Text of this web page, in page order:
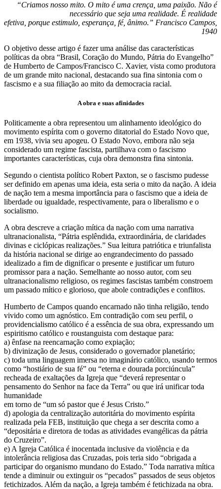
“Criamos nosso mito. O mito é uma crença, uma paixão. Não é
necessário que seja uma realidade. É realidade
efetiva, porque estimulo, esperança, fé, ânimo.” Francisco Campos,
1940
O objetivo desse artigo é fazer uma análise das características
políticas da obra “Brasil, Coração do Mundo, Pátria do Evangelho”
de Humberto de Campos/Francisco C. Xavier, vista como produtora
de um grande mito nacional, destacando sua fina sintonia com o
fascismo e a sua filiação ao mito da democracia racial.
A obra e suas afinidades
Politicamente a obra representou um alinhamento ideológico do
movimento espírita com o governo ditatorial do Estado Novo que,
em 1938, vivia seu apogeu. O Estado Novo, embora não seja
considerado um regime fascista, partilhava com o fascismo
importantes características, cuja obra demonstra fina sintonia.
Segundo o cientista político Robert Paxton, se o fascismo pudesse
ser definido em apenas uma ideia, esta seria o mito da nação. A ideia
de nação tem a mesma importância para o fascismo que a ideia de
liberdade ou igualdade, respectivamente, para o liberalismo e o
socialismo.
A obra descreve a criação mítica da nação com uma narrativa
ultranacionalista, “Pátria esplêndida, extraordinária, de claridades
divinas e ciclópicas realizações.” Sua leitura patriótica e triunfalista
da história nacional se dirige ao engrandecimento do passado
idealizado a fim de dignificar o presente e justificar um futuro
promissor para a nação. Semelhante ao nosso autor, com seu
ultranacionalismo religioso, os regimes fascistas também constroem
um passado mítico e glorioso, que abole contradições e conflitos.
Humberto de Campos quando encarnado não tinha religião, tendo
vivido como um agnóstico. Em contradição com seu perfil, o
providencialismo católico é a essência de sua obra, expressando um
espiritismo católico e roustanguista com destaque para:
a) ênfase na reencarnação como expiação;
b) divinização de Jesus, considerado o governador planetário;
c) toda uma linguagem imersa no imaginário católico, usando termos
como “hostiário de sua fé” ou “eterna e dourada porciúncula”
recheada de exaltações da Igreja que “deverá representar o
pensamento do Senhor na face da Terra” ou que irá unificar toda
humanidade
em torno de “um só pastor que é Jesus Cristo.”
d) apologia da centralização autoritária do movimento espírita
realizada pela FEB, instituição que chega a ser descrita como a
“depositária e diretora de todas as atividades evangélicas da pátria
do Cruzeiro”.
e) A Igreja Católica é inocentada inclusive da violência e da
intolerância religiosa das Cruzadas, pois teria sido “obrigada a
participar do organismo mundano do Estado.” Toda narrativa mítica
tende a diminuir ou extinguir os “pecados” passados de seus objetos
fetichizados. Além da nação, a Igreja também é fetichizada na obra.